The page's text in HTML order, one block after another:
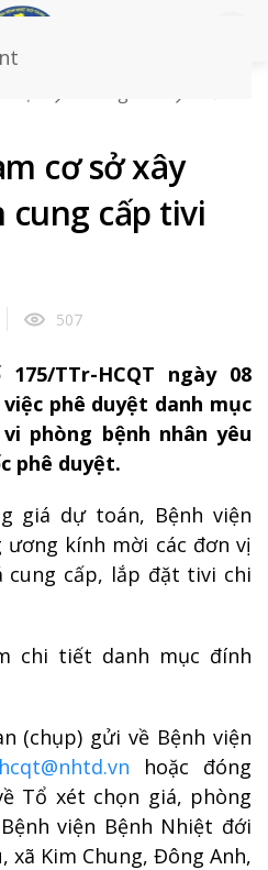
cơ sở xây
cấp tivi
507
TTr-HCQT ngày 08
phê duyệt danh mục
phòng bệnh nhân yêu
phê duyệt.
giá dự toán, Bệnh viện
kính mời các đơn vị
cung cấp, lắp đặt tivi chi
chi tiết danh mục đính
(chụp) gửi về Bệnh viện
hcqt@nhtd.vn hoặc đóng
Tổ xét chọn giá, phòng
viện Bệnh Nhiệt đới
xã Kim Chung, Đông Anh,